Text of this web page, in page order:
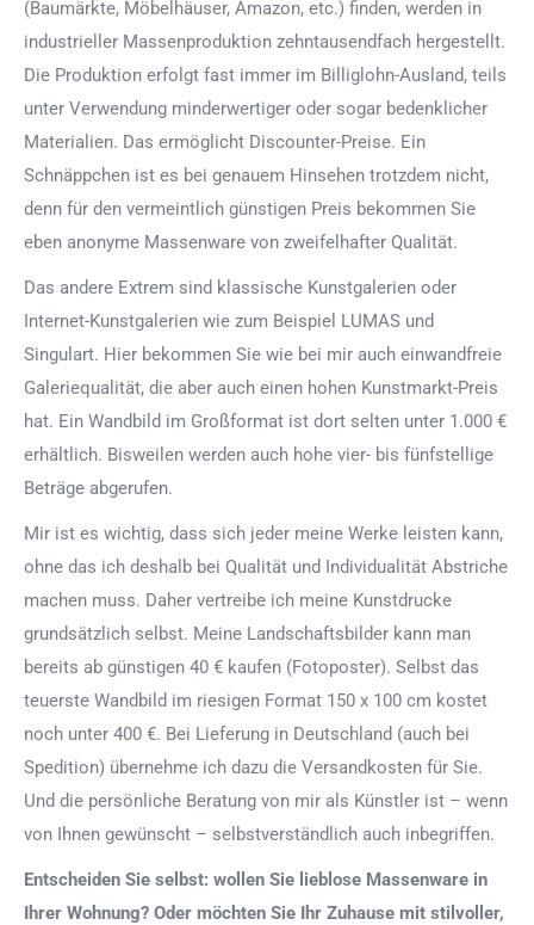
(Baumärkte, Möbelhäuser, Amazon, etc.) finden, werden in
industrieller Massenproduktion zehntausendfach hergestellt.
Die Produktion erfolgt fast immer im Billiglohn-Ausland, teils
unter Verwendung minderwertiger oder sogar bedenklicher
Materialien. Das ermöglicht Discounter-Preise. Ein
Schnäppchen ist es bei genauem Hinsehen trotzdem nicht,
denn für den vermeintlich günstigen Preis bekommen Sie
eben anonyme Massenware von zweifelhafter Qualität.
Das andere Extrem sind klassische Kunstgalerien oder
Internet-Kunstgalerien wie zum Beispiel LUMAS und
Singulart. Hier bekommen Sie wie bei mir auch einwandfreie
Galeriequalität, die aber auch einen hohen Kunstmarkt-Preis
hat. Ein Wandbild im Großformat ist dort selten unter 1.000 €
erhältlich. Bisweilen werden auch hohe vier- bis fünfstellige
Beträge abgerufen.
Mir ist es wichtig, dass sich jeder meine Werke leisten kann,
ohne das ich deshalb bei Qualität und Individualität Abstriche
machen muss. Daher vertreibe ich meine Kunstdrucke
grundsätzlich selbst. Meine Landschaftsbilder kann man
bereits ab günstigen 40 € kaufen (Fotoposter). Selbst das
teuerste Wandbild im riesigen Format 150 x 100 cm kostet
noch unter 400 €. Bei Lieferung in Deutschland (auch bei
Spedition) übernehme ich dazu die Versandkosten für Sie.
Und die persönliche Beratung von mir als Künstler ist – wenn
von Ihnen gewünscht – selbstverständlich auch inbegriffen.
Entscheiden Sie selbst: wollen Sie lieblose Massenware in
Ihrer Wohnung? Oder möchten Sie Ihr Zuhause mit stilvoller,